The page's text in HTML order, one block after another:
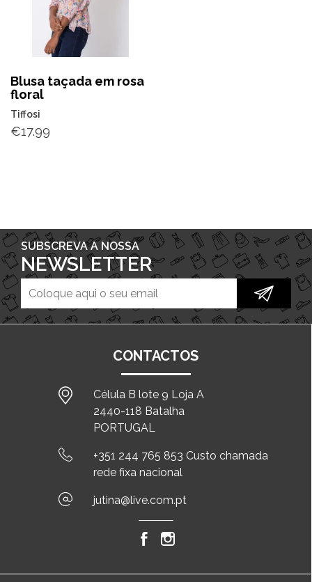
Blusa taçada em rosa
floral
Tiffosi
€17.99
SUBSCREVA A NOSSA
NEWSLETTER
CONTACTOS
Célula B lote 9 Loja A
2440-118 Batalha
PORTUGAL
+351 244 765 853 Custo chamada
rede fixa nacional
jutina@live.com.pt